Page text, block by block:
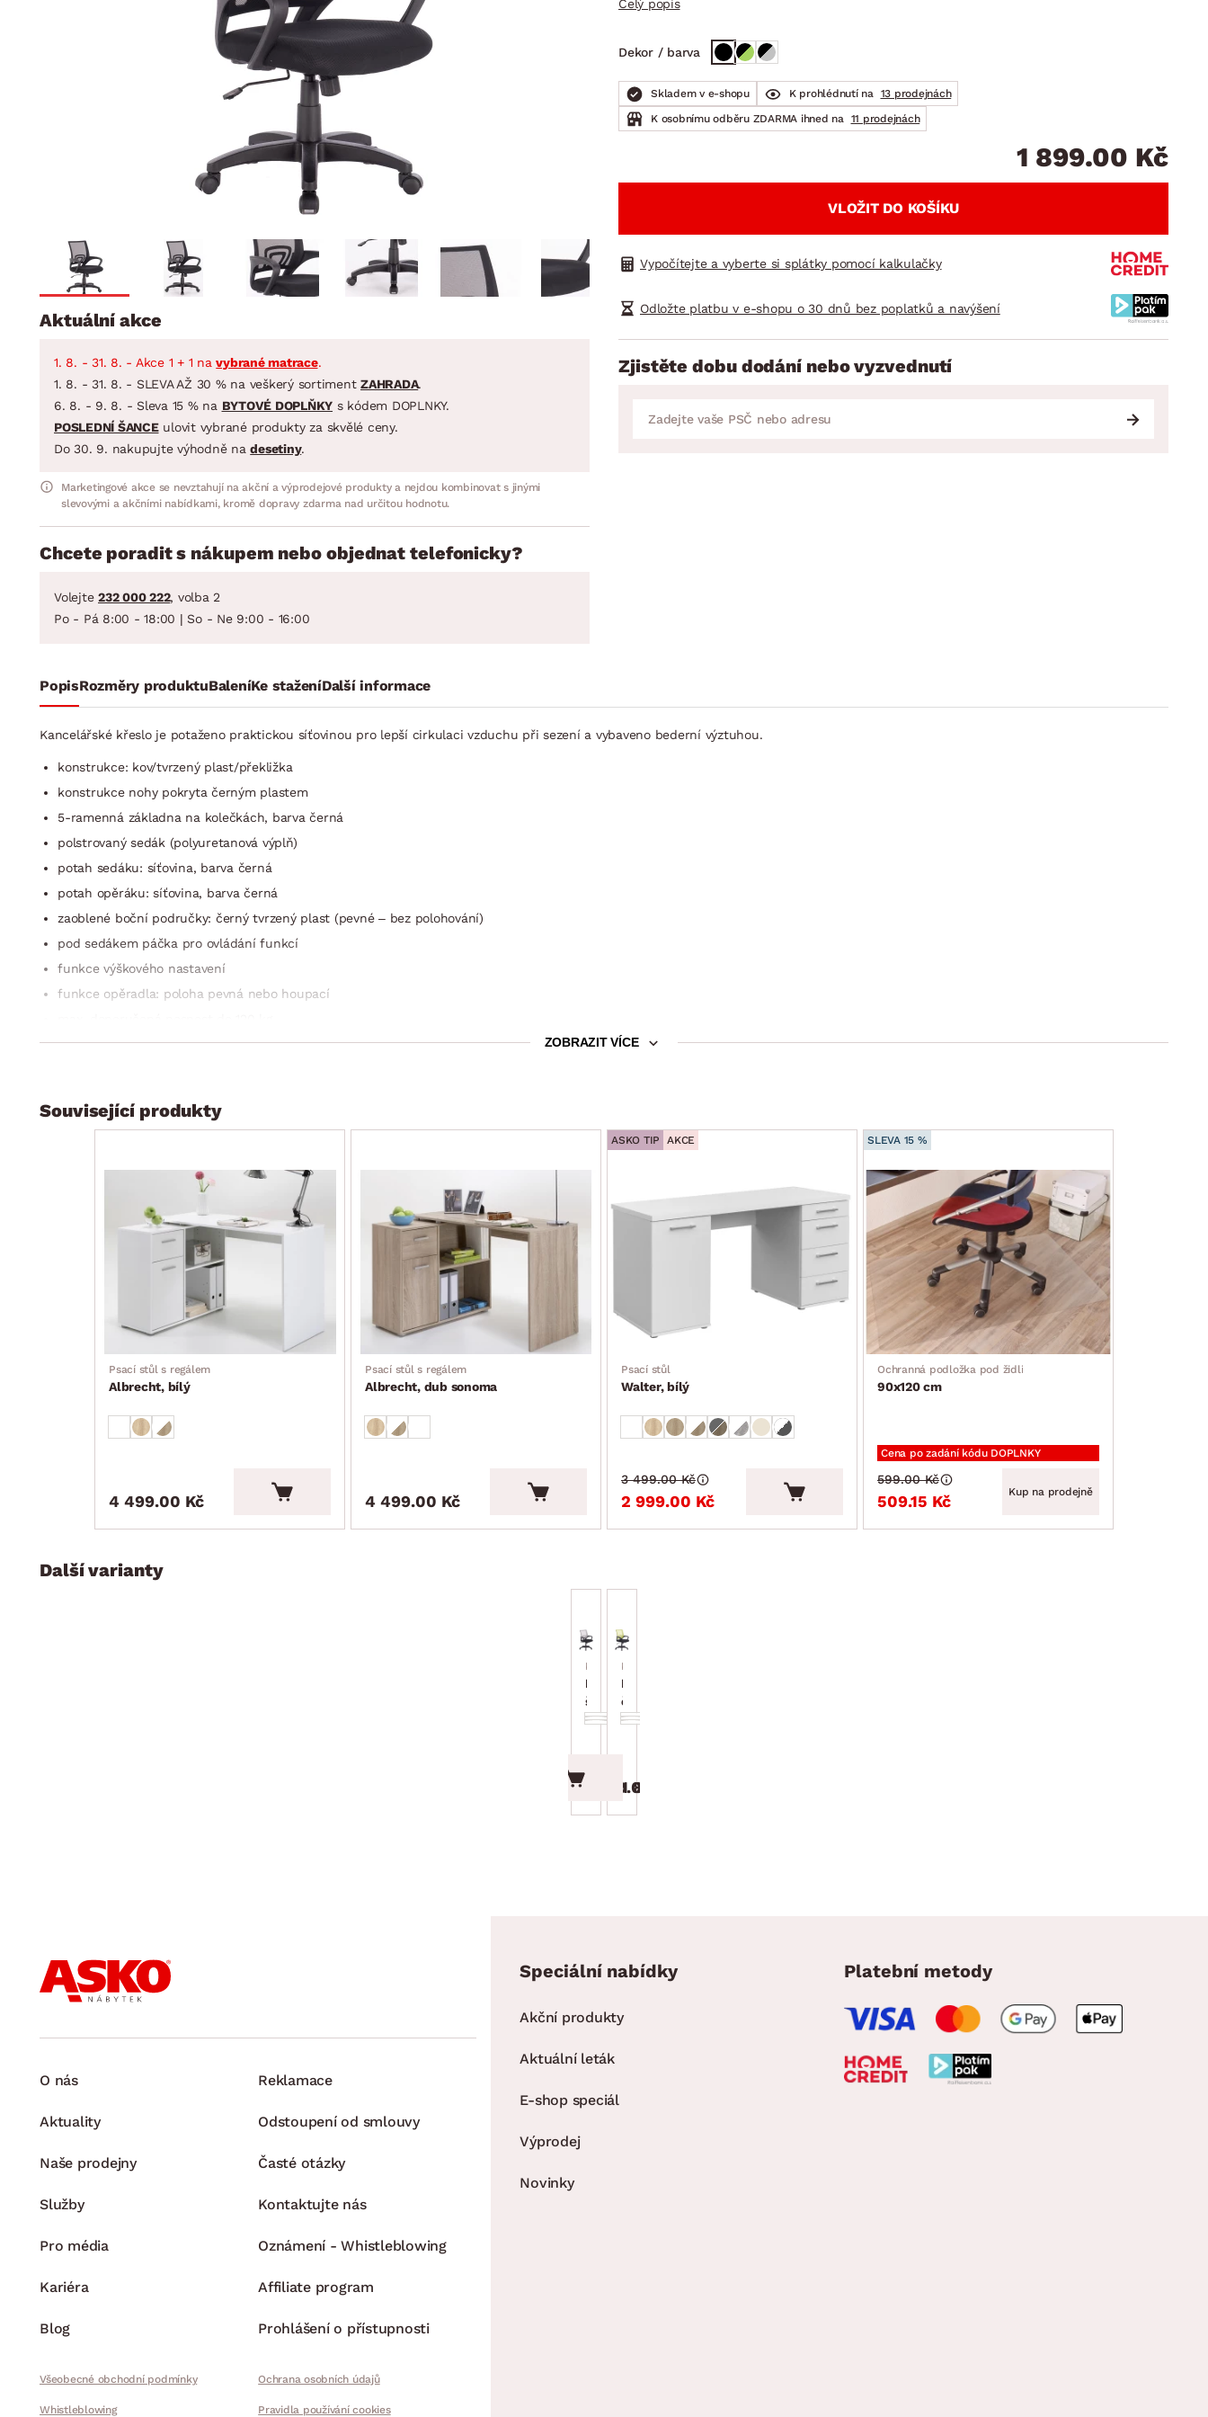
STOLOVÁNÍ A VAŘENÍ
Jídelní servis
Příbory
Hrnce
Pánve
Zobrazit vše
DOMÁCÍ SPOTŘEBIČE
Koupelnové sestavy
Zahradní sestavy
Celý popis
Dekor / barva
Skladem v e-shopu K prohlédnutí na 13 prodejnách
K osobnímu odběru ZDARMA ihned na 11 prodejnách
1 899.00 Kč
VLOŽIT DO KOŠÍKU
Vypočítejte a vyberte si splátky pomocí kalkulačky
Odložte platbu v e-shopu o 30 dnů bez poplatků a navýšení
Zjistěte dobu dodání nebo vyzvednutí
Aktuální akce
1. 8. - 31. 8. - Akce 1 + 1 navybrané matrace.
1. 8. - 31. 8. - SLEVA AŽ 30 % na veškerý sortiment ZAHRADA.
6. 8. - 9. 8. - Sleva 15 % na BYTOVÉ DOPLŇKY s kódem DOPLNKY.
POSLEDNÍ ŠANCEulovit vybrané produkty za skvělé ceny.
Do 30. 9. nakupujte výhodně nadesetiny.
Marketingové akce se nevztahují na akční a výprodejové produkty a nejdou kombinovat s jinými
slevovými a akčními nabídkami, kromě dopravy zdarma nad určitou hodnotu.
Chcete poradit s nákupem nebo objednat telefonicky?
Volejte 232 000 222, volba 2
Po - Pá 8:00 - 18:00 | So - Ne 9:00 - 16:00
PopisRozměry produktuBaleníKe staženíDalší informace
Kancelářské křeslo je potaženo praktickou síťovinou pro lepší cirkulaci vzduchu při sezení a vybaveno bederní výztuhou.
konstrukce: kov/tvrzený plast/překližka
konstrukce nohy pokryta černým plastem
5-ramenná základna na kolečkách, barva černá
polstrovaný sedák (polyuretanová výplň)
potah sedáku: síťovina, barva černá
potah opěráku: síťovina, barva černá
zaoblené boční područky: černý tvrzený plast (pevné – bez polohování)
pod sedákem páčka pro ovládání funkcí
funkce výškového nastavení
funkce opěradla: poloha pevná nebo houpací
dodáváno v demontu
ZOBRAZIT VÍCE
Související produkty
Psací stůl s regálem
Albrecht, bílý
4 499.00 Kč
Psací stůl s regálem
Albrecht, dub sonoma
4 499.00 Kč
ASKO TIP AKCE
Psací stůl
Walter, bílý
2 999.00 Kč
3 499.00 Kč
SLEVA 15 %
Ochranná podložka pod židli
90x120 cm
Cena po zadání kódu DOPLNKY
509.15 Kč
599.00 Kč
Kup na prodejně
Další varianty
Kancelářské křeslo
Fresh, černá/
šedá síťovina
1 899.00 Kč
Kancelářské křeslo
Fresh,
černá/zelená
síťovina
1 899.00 Kč
O nás
Aktuality
Naše prodejny
Služby
Pro média
Kariéra
Blog
Reklamace
Odstoupení od smlouvy
Časté otázky
Kontaktujte nás
Oznámení - Whistleblowing
Affiliate program
Prohlášení o přístupnosti
Všeobecné obchodní podmínky Ochrana osobních údajů
Whistleblowing Pravidla používání cookies
Speciální nabídky
Akční produkty
Aktuální leták
E-shop speciál
Výprodej
Novinky
Platební metody